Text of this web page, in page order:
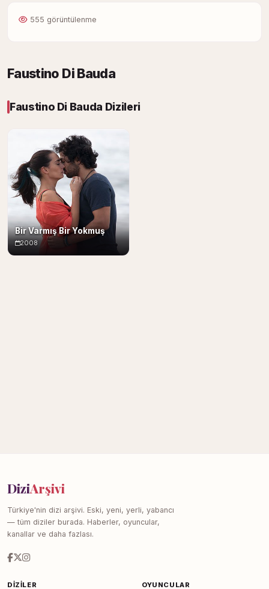
555 görüntülenme
Faustino Di Bauda
Faustino Di Bauda Dizileri
Bir Varmış Bir Yokmuş
2008
DiziArşivi
Türkiye'nin dizi arşivi. Eski, yeni, yerli, yabancı
— tüm diziler burada. Haberler, oyuncular,
kanallar ve daha fazlası.
DIZILER OYUNCULAR